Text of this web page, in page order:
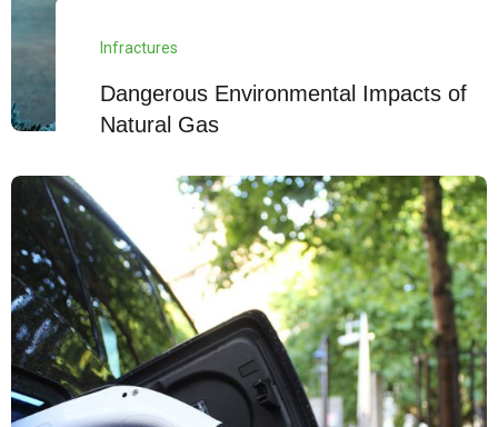
Infractures
Dangerous Environmental Impacts of
Natural Gas